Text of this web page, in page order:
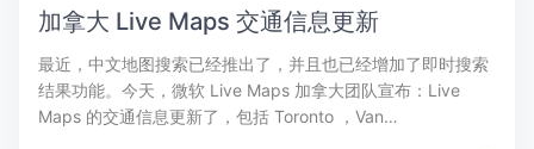
加拿大 Live Maps 交通信息更新
最近，中文地图搜索已经推出了，并且也已经增加了即时搜索
结果功能。今天，微软 Live Maps 加拿大团队宣布：Live
Maps 的交通信息更新了，包括 Toronto ，Van…